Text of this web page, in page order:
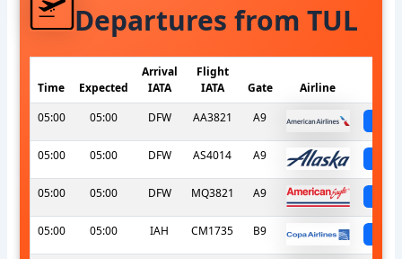
Departures from TUL
Time Expected
Arrival
IATA
Flight
IATA
Gate Airline
05:00
05:00 DFW AA3821 A9
05:00 05:00 DFW AS4014 A9
05:00 05:00 DFW MQ3821 A9
05:00 05:00 IAH CM1735 B9